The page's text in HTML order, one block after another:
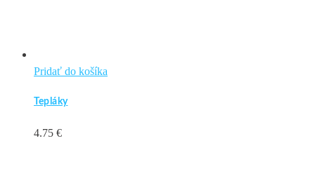
Pridať do košíka
Tepláky
4.75 €